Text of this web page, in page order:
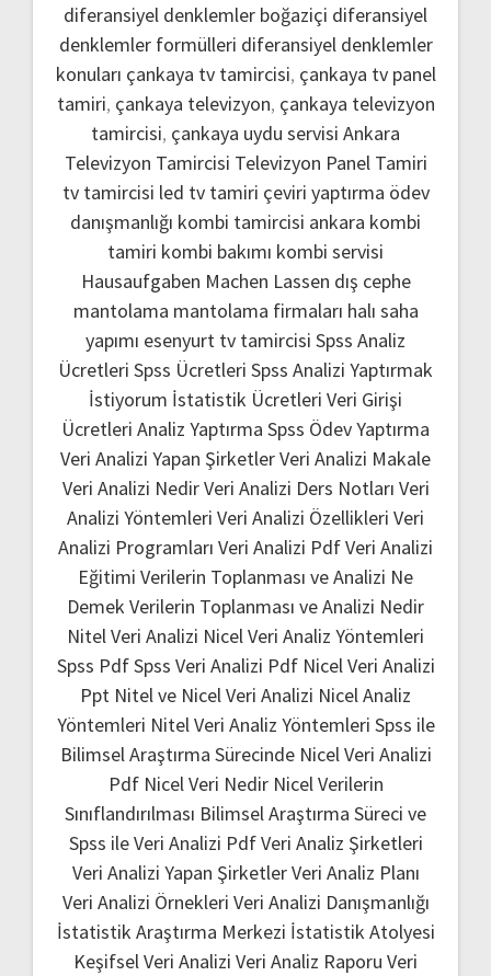
diferansiyel denklemler boğaziçi diferansiyel
denklemler formülleri diferansiyel denklemler
konuları çankaya tv tamircisi, çankaya tv panel
tamiri, çankaya televizyon, çankaya televizyon
tamircisi, çankaya uydu servisi Ankara
Televizyon Tamircisi Televizyon Panel Tamiri
tv tamircisi led tv tamiri çeviri yaptırma ödev
danışmanlığı kombi tamircisi ankara kombi
tamiri kombi bakımı kombi servisi
Hausaufgaben Machen Lassen dış cephe
mantolama mantolama firmaları halı saha
yapımı esenyurt tv tamircisi Spss Analiz
Ücretleri Spss Ücretleri Spss Analizi Yaptırmak
İstiyorum İstatistik Ücretleri Veri Girişi
Ücretleri Analiz Yaptırma Spss Ödev Yaptırma
Veri Analizi Yapan ŞirketlerVeri Analizi Makale
Veri Analizi NedirVeri Analizi Ders Notları Veri
Analizi Yöntemleri Veri Analizi Özellikleri Veri
Analizi Programları Veri Analizi PdfVeri Analizi
Eğitimi Verilerin Toplanması ve Analizi Ne
Demek Verilerin Toplanması ve Analizi Nedir
Nitel Veri Analizi Nicel Veri Analiz Yöntemleri
Spss PdfSpss Veri Analizi Pdf Nicel Veri Analizi
Ppt Nitel ve Nicel Veri Analizi Nicel Analiz
Yöntemleri Nitel Veri Analiz Yöntemleri Spss ile
Bilimsel Araştırma Sürecinde Nicel Veri Analizi
Pdf Nicel Veri Nedir Nicel Verilerin
Sınıflandırılması Bilimsel Araştırma Süreci ve
Spss ile Veri Analizi PdfVeri Analiz Şirketleri
Veri Analizi Yapan ŞirketlerVeri Analiz Planı
Veri Analizi Örnekleri Veri Analizi Danışmanlığı
İstatistik Araştırma Merkezi İstatistik Atolyesi
Keşifsel Veri Analizi Veri Analiz Raporu Veri